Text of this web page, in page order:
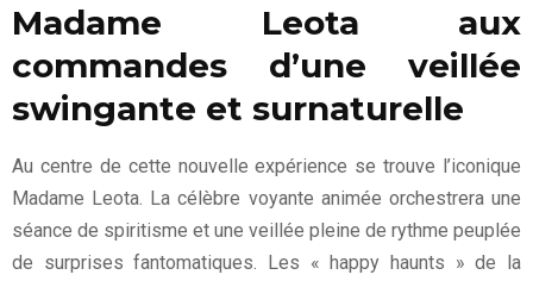
Madame Leota aux
commandes d’une veillée
swingante et surnaturelle
Au centre de cette nouvelle expérience se trouve l’iconique
Madame Leota. La célèbre voyante animée orchestrera une
séance de spiritisme et une veillée pleine de rythme peuplée
de surprises fantomatiques. Les « happy haunts » de la